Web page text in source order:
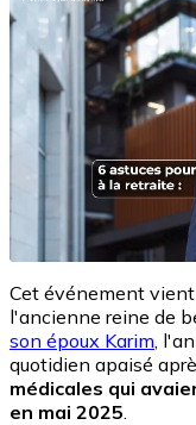
Cet événement
l'ancienne reine de
son époux Karim ,
quotidien apaisé
médicales qui
en mai 2025